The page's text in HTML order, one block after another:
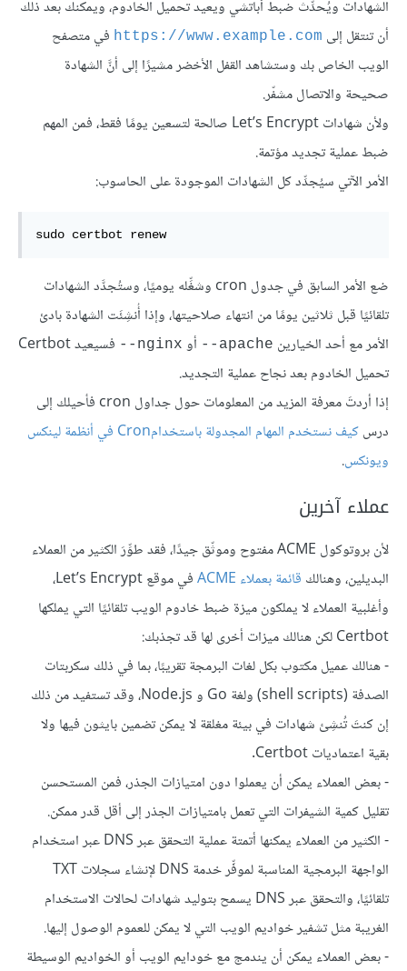
الشهادات ويُحدِّث ضبط أباتشي ويعيد تحميل الخادوم، ويمكنك بعد ذلك
أن تنتقل إلى https://www.example.com في متصفح
الويب الخاص بك وستشاهد القفل الأخضر مشيرًا إلى أنَّ الشهادة
صحيحة والاتصال مشفّر.
ولأن شهادات Let’s Encrypt صالحة لتسعين يومًا فقط، فمن المهم
ضبط عملية تجديد مؤتمة.
الأمر الآتي سيُجدِّد كل الشهادات الموجودة على الحاسوب:
sudo certbot renew
ضع الأمر السابق في جدول cron وشغِّله يوميًا، وستُجدَّد الشهادات
تلقائيًا قبل ثلاثين يومًا من انتهاء صلاحيتها، وإذا أُنشِئَت الشهادة بادئ
الأمر مع أحد الخيارين ‎--apache أو ‎--nginx
فسيعيد Certbot
تحميل الخادوم بعد نجاح عملية التجديد.
إذا أردتَ معرفة المزيد من المعلومات حول جداول cron فأحيلك إلى
درس
كيف نستخدم المهام المجدولة باستخدامCron في أنظمة لينكس
ويونكس.
عملاء آخرين
لأن بروتوكول ACME مفتوح وموثّق جيدًا، فقد طوِّرَ الكثير من العملاء
البديلين، وهنالك قائمة بعملاء ACME
في موقع Let’s Encrypt،
وأغلبية العملاء لا يملكون ميزة ضبط خادوم الويب تلقائيًا التي يملكها
Certbot لكن هنالك ميزات أخرى لها قد تجذبك:
- هنالك عميل مكتوب بكل لغات البرمجة تقريبًا، بما في ذلك سكربتات
الصدفة (shell scripts) ولغة Go و Node.js، وقد تستفيد من ذلك
إن كنتَ تُنشِئ شهادات في بيئة مغلقة لا يمكن تضمين بايثون فيها ولا
بقية اعتماديات Certbot.
- بعض العملاء يمكن أن يعملوا دون امتيازات الجذر، فمن المستحسن
تقليل كمية الشيفرات التي تعمل بامتيازات الجذر إلى أقل قدر ممكن.
- الكثير من العملاء يمكنها أتمتة عملية التحقق عبر DNS عبر استخدام
الواجهة البرمجية المناسبة لموفِّر خدمة DNS لإنشاء سجلات TXT
تلقائيًا، والتحقق عبر DNS يسمح بتوليد شهادات لحالات الاستخدام
الغريبة مثل تشفير خواديم الويب التي لا يمكن للعموم الوصول إليها.
- بعض العملاء يمكن أن يندمج مع خودايم الويب أو الخواديم الوسيطة